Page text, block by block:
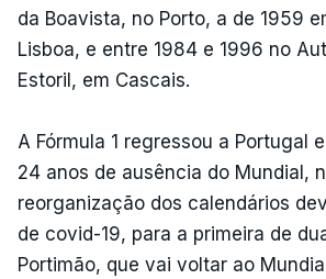
da Boavista, no Porto, a de 1959
Lisboa, e entre 1984 e 1996 no
Estoril, em Cascais.
A Fórmula 1 regressou a Portugal
24 anos de ausência do Mundial,
reorganização dos calendários
de covid-19, para a primeira de
Portimão, que vai voltar ao